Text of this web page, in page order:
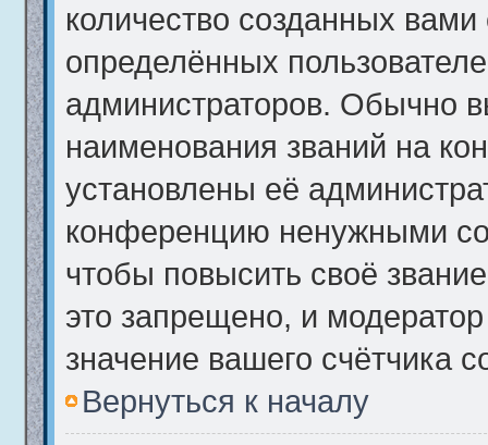
количество созданных
определённых
администраторов. Обычно
наименования званий на
установлены её
конференцию ненужными
чтобы повысить своё
это запрещено, и
значение вашего счётчика
Вернуться к началу